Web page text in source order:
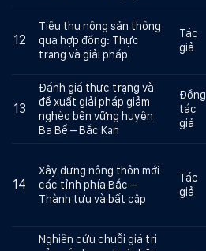
12
Tiêu thụ nông sản thông
qua hợp đồng: Thực
trạng và giải pháp
Tác
giả
13
Đánh giá thực trạng và
đề xuất giải pháp giảm
nghèo bền vững huyện
Ba Bể – Bắc Kạn
Đồng
tác
giả
14
Xây dựng nông thôn mới
các tỉnh phía Bắc –
Thành tựu và bất cập
Tác
giả
Nghiên cứu chuỗi giá trị